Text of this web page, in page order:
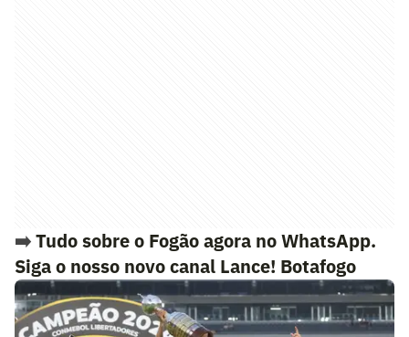
➡️Tudo sobre o Fogão agora no WhatsApp.
Siga o nosso novo canal Lance! Botafogo